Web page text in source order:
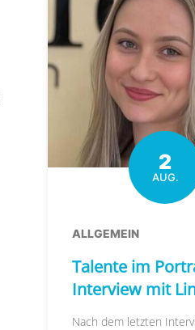
2
AUG.
ALLGEMEIN
Talente im
Interview mit
Nach dem letzten